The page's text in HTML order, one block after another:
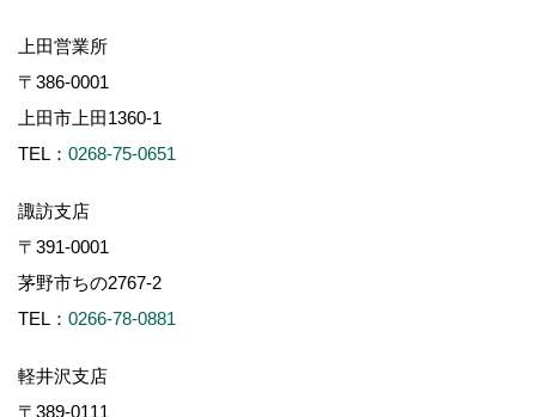
上田営業所
〒386-0001
上田市上田1360-1
TEL： 0268-75-0651
諏訪支店
〒391-0001
茅野市ちの2767-2
TEL： 0266-78-0881
軽井沢支店
〒389-0111